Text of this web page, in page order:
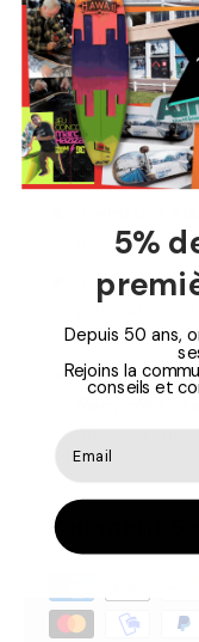
moderne
respirabilité
la journée
Matière
aisance
maintien
polyester
lyocell/
impact réduit
Paiement
5%
Depuis 50 ans,
Rejoins la
conseils et